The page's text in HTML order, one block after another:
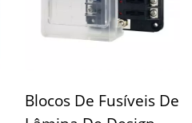
Blocos De Fusíveis De